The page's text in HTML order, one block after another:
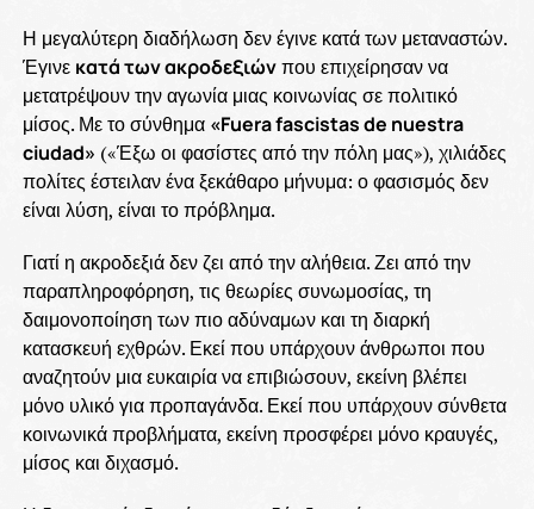
Η μεγαλύτερη διαδήλωση δεν έγινε κατά των μεταναστών.
Έγινε κατά των ακροδεξιώνπου επιχείρησαν να
μετατρέψουν την αγωνία μιας κοινωνίας σε πολιτικό
μίσος. Με το σύνθημα «Fuera fascistas de nuestra
ciudad» («Έξω οι φασίστες από την πόλη μας»), χιλιάδες
πολίτες έστειλαν ένα ξεκάθαρο μήνυμα: ο φασισμός δεν
είναι λύση, είναι το πρόβλημα.
Γιατί η ακροδεξιά δεν ζει από την αλήθεια. Ζει από την
παραπληροφόρηση, τις θεωρίες συνωμοσίας, τη
δαιμονοποίηση των πιο αδύναμων και τη διαρκή
κατασκευή εχθρών. Εκεί που υπάρχουν άνθρωποι που
αναζητούν μια ευκαιρία να επιβιώσουν, εκείνη βλέπει
μόνο υλικό για προπαγάνδα. Εκεί που υπάρχουν σύνθετα
κοινωνικά προβλήματα, εκείνη προσφέρει μόνο κραυγές,
μίσος και διχασμό.